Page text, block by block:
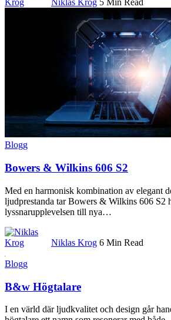
Niklas Krog 5 Min Read
Blogg
Bowers & Wilkins 606 S2
Med en harmonisk kombination av elegant
ljudprestanda tar Bowers & Wilkins 606 S2
lyssnarupplevelsen till nya…
Niklas Krog 6 Min Read
Blogg
B&w Högtalare
I en värld där ljudkvalitet och design går